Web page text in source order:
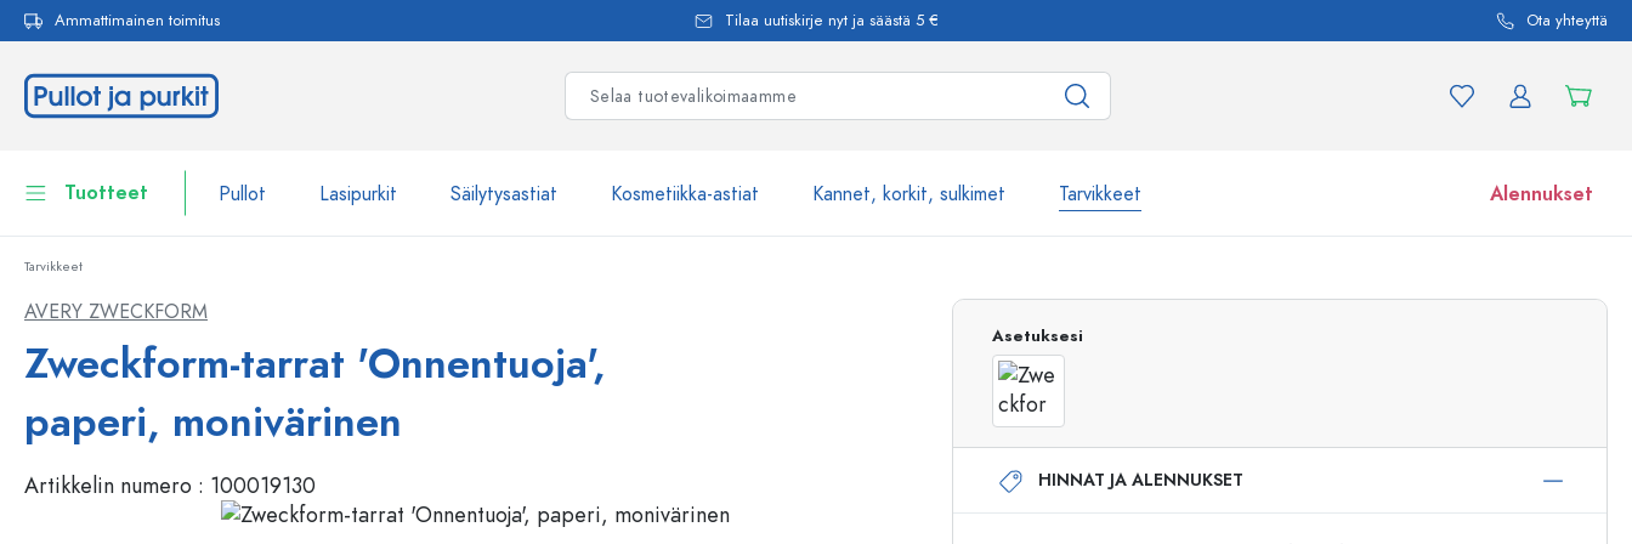
Siirry päänavigointiin
Ammattimainen toimitus Tilaa uutiskirje nyt ja säästä 5 € Ota yhteyttä
Tuotteet Pullot Lasipurkit Säilytysastiat Kosmetiikka-astiat Kannet, korkit, sulkimet Tarvikkeet Alennukset
Lasipurkit
Kosmetiikka-astiat
Pullot tuotemerkin mukaan
WECK-Lasipullot
Patenttikorkkipullot
Spraypullot
Airless-pumppupullot
Roll-on-pullot
Lasipurkit
Tarvikkeet
AVERY ZWECKFORM
Zweckform-tarrat 'Onnentuoja',
paperi, monivärinen
Artikkelin numero : 100019130
Asetuksesi
HINNAT JA ALENNUKSET